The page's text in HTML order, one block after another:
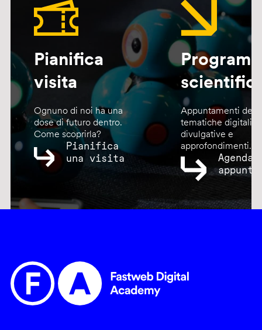
Pianifica
visita
Ognuno di noi ha una
dose di futuro dentro.
Come scoprirla?
Pianifica
una visita
Appuntamenti
tematiche digitali,
divulgative e
approfondimenti.
Agenda